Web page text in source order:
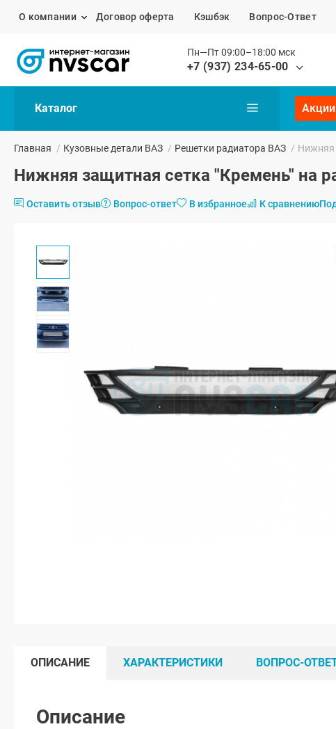
О компании Договор оферта Кэшбэк Вопрос-Ответ
Пн—Пт 09:00–18:00 мск
+7 (937) 234-65-00
Каталог
Главная / Кузовные детали ВАЗ / Решетки радиатора ВАЗ / Нижняя
Нижняя защитная сетка "Кремень" на
Оставить отзыв Вопрос-ответ В избранное К сравнению
ОПИСАНИЕ ХАРАКТЕРИСТИКИ ВОПРОС-
Описание